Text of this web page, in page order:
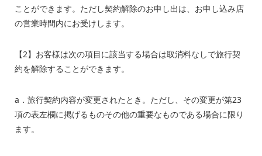
ことができます。ただし契約解除のお申し出は、お申し込み店
の営業時間内にお受けします。
【2】お客様は次の項目に該当する場合は取消料なしで旅行契
約を解除することができます。
a．旅行契約内容が変更されたとき。ただし、その変更が第23
項の表左欄に掲げるものその他の重要なものである場合に限り
ます。